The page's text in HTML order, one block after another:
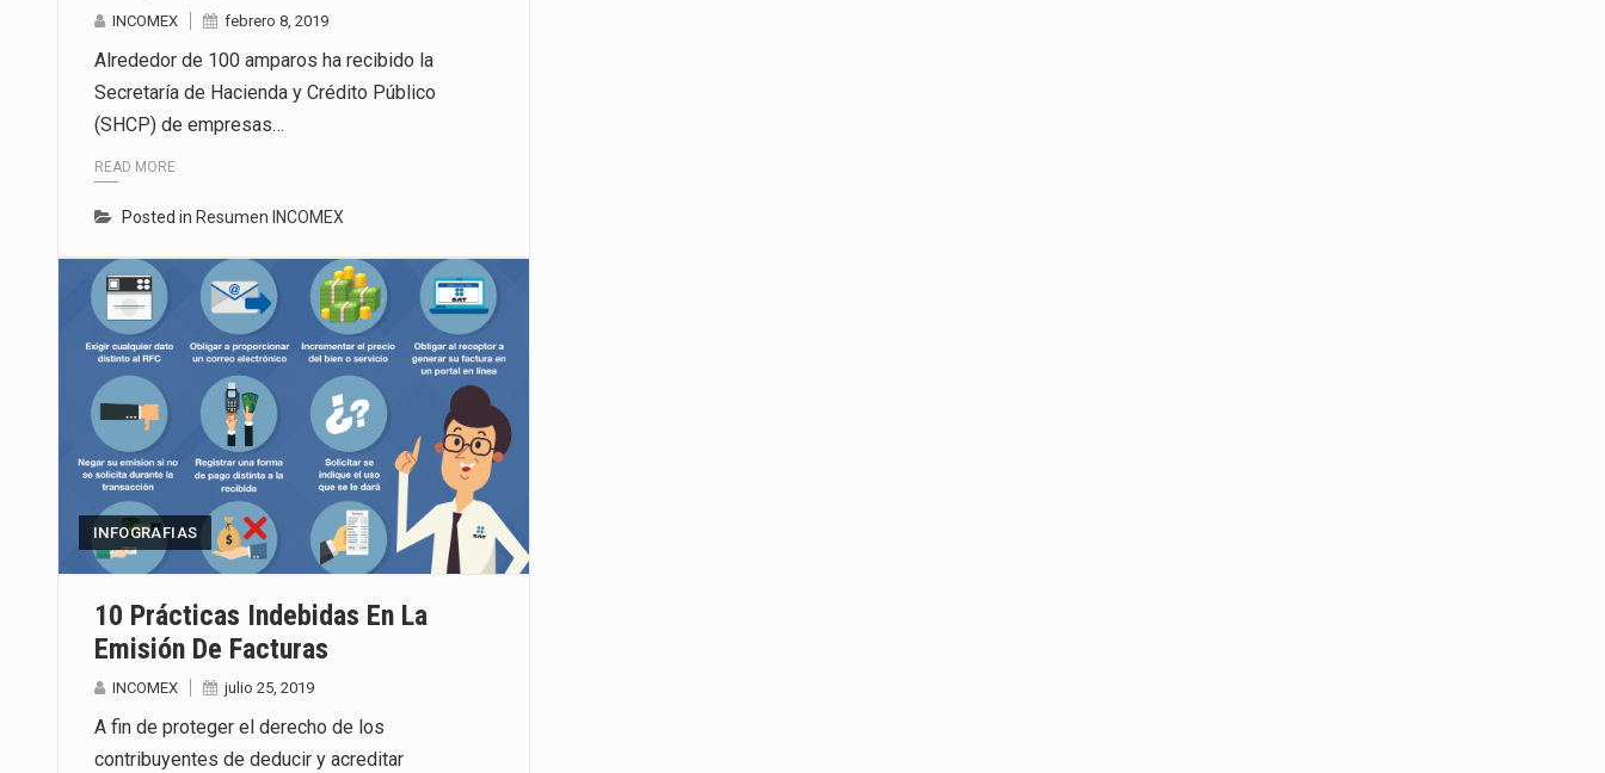
INCOMEX febrero 8, 2019
Alrededor de 100 amparos ha recibido la
Secretaría de Hacienda y Crédito Público
(SHCP) de empresas…
READ MORE
Posted in Resumen INCOMEX
INFOGRAFIAS
10 Prácticas Indebidas En La
Emisión De Facturas
INCOMEX julio 25, 2019
A fin de proteger el derecho de los
contribuyentes de deducir y acreditar